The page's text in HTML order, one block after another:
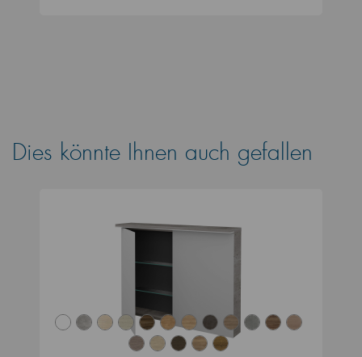
Dies könnte Ihnen auch gefallen